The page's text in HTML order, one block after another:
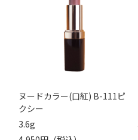
ヌードカラー(口紅) B-111ピ
クシー
3.6g